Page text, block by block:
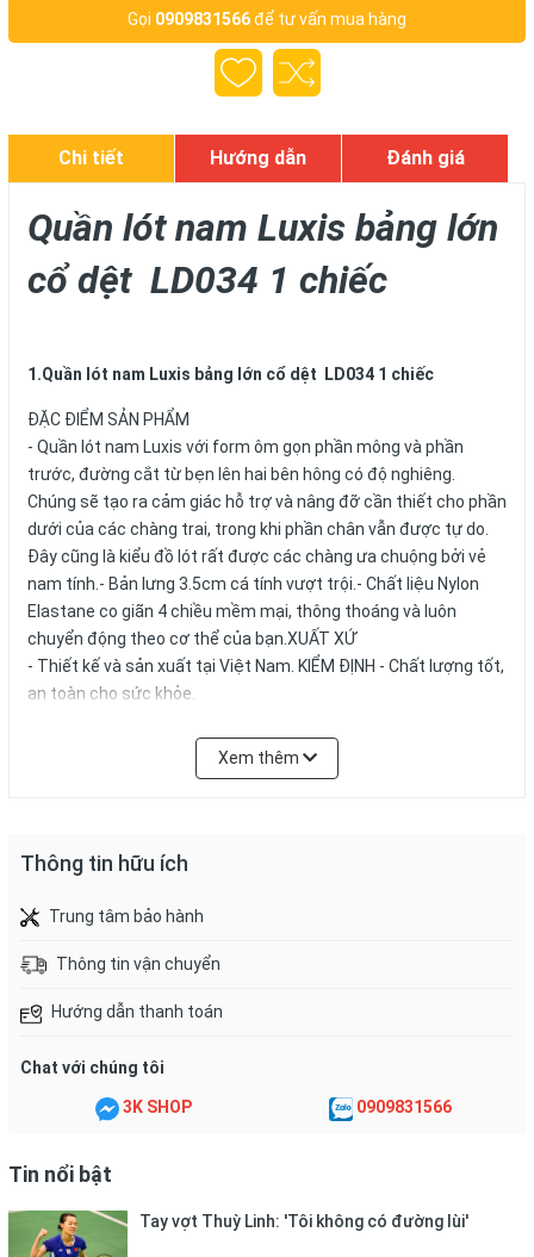
Gọi 0909831566để tư vấn mua hàng
Chi tiết Hướng dẫn Đánh giá
Quần lót nam Luxis bảng lớn
cổ dệt LD034 1 chiếc
1.Quần lót nam Luxis bảng lớn cổ dệt LD034 1 chiếc
ĐẶC ĐIỂM SẢN PHẨM
- Quần lót nam Luxis với form ôm gọn phần mông và phần
trước, đường cắt từ bẹn lên hai bên hông có độ nghiêng.
Chúng sẽ tạo ra cảm giác hỗ trợ và nâng đỡ cần thiết cho phần
dưới của các chàng trai, trong khi phần chân vẫn được tự do.
Đây cũng là kiểu đồ lót rất được các chàng ưa chuộng bởi vẻ
nam tính.- Bản lưng 3.5cm cá tính vượt trội.- Chất liệu Nylon
Elastane co giãn 4 chiều mềm mại, thông thoáng và luôn
chuyển động theo cơ thể của bạn.XUẤT XỨ
- Thiết kế và sản xuất tại Việt Nam. KIỂM ĐỊNH - Chất lượng tốt,
an toàn cho sức khỏe.
- Không giặt với quần áo khác màu.- Giặt bằng tay, vò nhẹ. Hoặc
bỏ vào túi giặt nếu giặt máy.- Không dùng chất tẩy mạnh.-
Xem thêm
Thông tin hữu ích
Trung tâm bảo hành
Thông tin vận chuyển
Hướng dẫn thanh toán
Chat với chúng tôi
3K SHOP 0909831566
Tin nổi bật
Tay vợt Thuỳ Linh: 'Tôi không có đường lùi'